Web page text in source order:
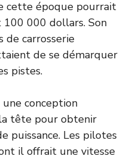
cette époque pourrait
000 dollars. Son
de carrosserie
de se démarquer
pistes.
une conception
tête pour obtenir
puissance. Les pilotes
il offrait une vitesse